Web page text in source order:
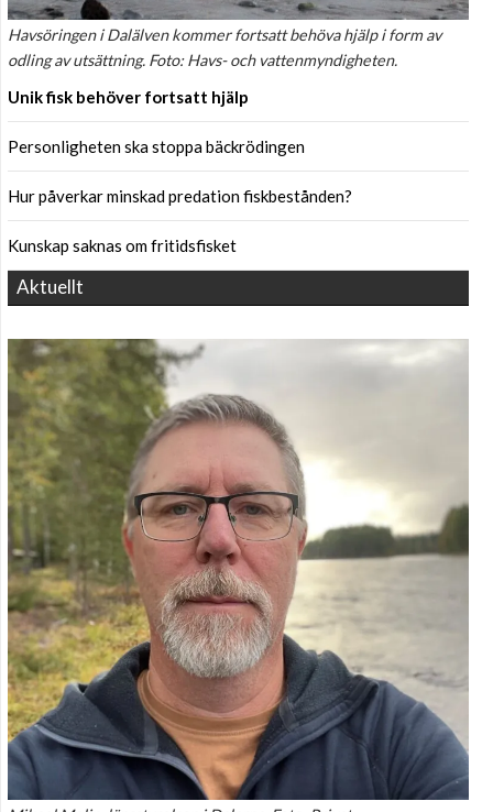
Havsöringen i Dalälven kommer fortsatt behöva hjälp i form av
odling av utsättning. Foto: Havs- och vattenmyndigheten.
Unik fisk behöver fortsatt hjälp
Personligheten ska stoppa bäckrödingen
Hur påverkar minskad predation fiskbestånden?
Kunskap saknas om fritidsfisket
Aktuellt